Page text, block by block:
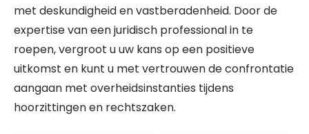
met deskundigheid en vastberadenheid. Door de
expertise van een juridisch professional in te
roepen, vergroot u uw kans op een positieve
uitkomst en kunt u met vertrouwen de confrontatie
aangaan met overheidsinstanties tijdens
hoorzittingen en rechtszaken.